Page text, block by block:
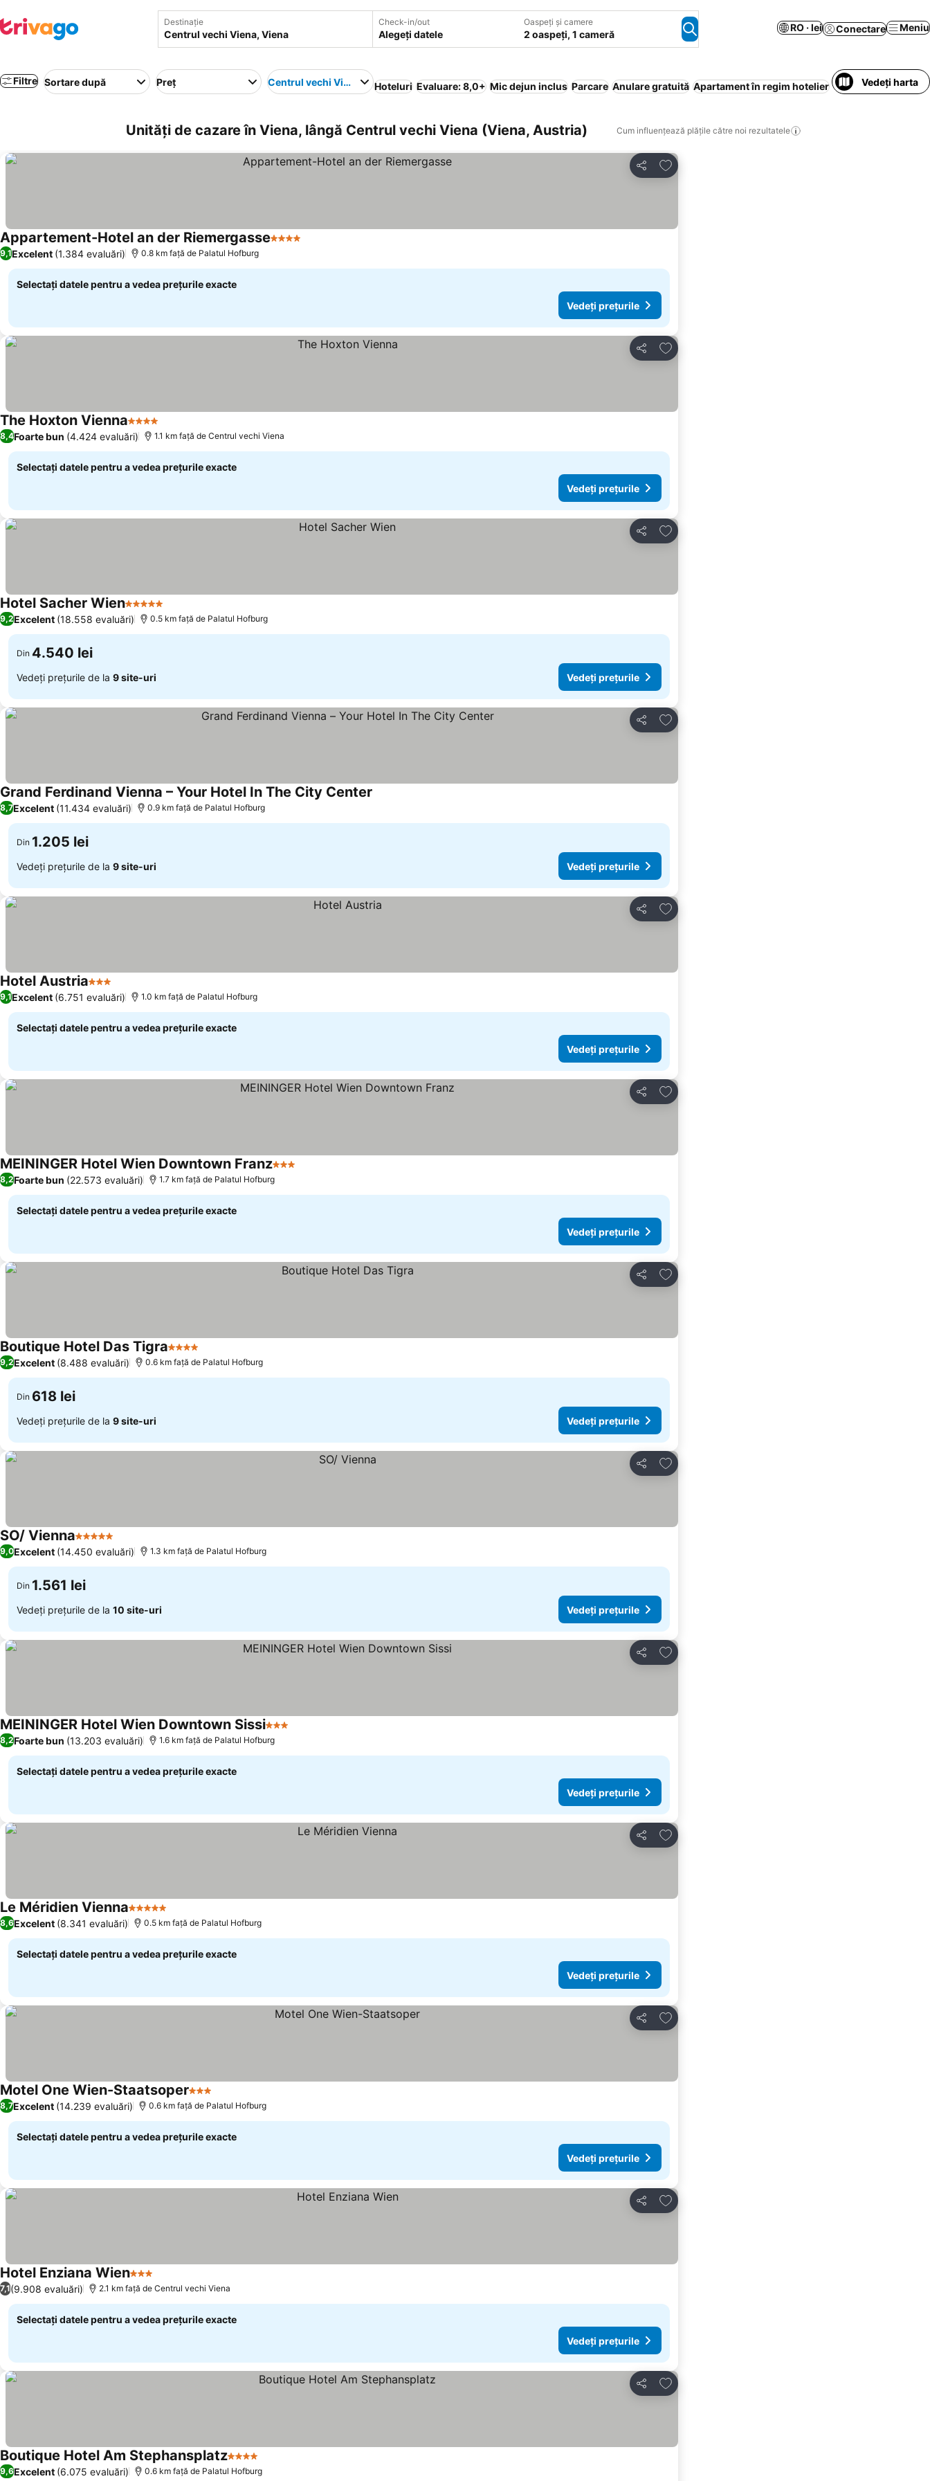
Destinație Check-in/out
Alegeți datele
Oaspeți și camere
2 oaspeți, 1 cameră
RO · lei Conectare Meniu
Filtre Sortare după Preț Centrul vechi Viena Hoteluri Evaluare: 8,0+ Mic dejun inclus Parcare Anulare gratuită Apartament în regim hotelier Aer condiționat Wi-
Vedeți harta
Unități de cazare în Viena, lângă Centrul vechi Viena (Viena, Austria) Cum influențează plățile către noi rezultatele
Distribuiți
Adăugaţi la favorite
Appartement-Hotel an der Riemergasse4 Stele
9,1Excelent (1.384 evaluări) 0.8 km faţă de Palatul Hofburg
Selectați datele pentru a vedea prețurile exacte
Vedeți prețurile
Distribuiți
Adăugaţi la favorite
The Hoxton Vienna4 Stele
8,4Foarte bun (4.424 evaluări) 1.1 km faţă de Centrul vechi Viena
Selectați datele pentru a vedea prețurile exacte
Vedeți prețurile
Distribuiți
Adăugaţi la favorite
Hotel Sacher Wien5 Stele
9,2Excelent (18.558 evaluări) 0.5 km faţă de Palatul Hofburg
Din 4.540 lei
Vedeți prețurile de la 9 site-uri Vedeți prețurile
Distribuiți
Adăugaţi la favorite
Grand Ferdinand Vienna – Your Hotel In The City Center
8,7Excelent (11.434 evaluări) 0.9 km faţă de Palatul Hofburg
Din 1.205 lei
Vedeți prețurile de la 9 site-uri Vedeți prețurile
Distribuiți
Adăugaţi la favorite
Hotel Austria3 Stele
9,1Excelent (6.751 evaluări) 1.0 km faţă de Palatul Hofburg
Selectați datele pentru a vedea prețurile exacte
Vedeți prețurile
Distribuiți
Adăugaţi la favorite
MEININGER Hotel Wien Downtown Franz3 Stele
8,2Foarte bun (22.573 evaluări) 1.7 km faţă de Palatul Hofburg
Selectați datele pentru a vedea prețurile exacte
Vedeți prețurile
Distribuiți
Adăugaţi la favorite
Boutique Hotel Das Tigra4 Stele
9,2Excelent (8.488 evaluări) 0.6 km faţă de Palatul Hofburg
Din 618 lei
Vedeți prețurile de la 9 site-uri Vedeți prețurile
Distribuiți
Adăugaţi la favorite
SO/ Vienna5 Stele
9,0Excelent (14.450 evaluări) 1.3 km faţă de Palatul Hofburg
Din 1.561 lei
Vedeți prețurile de la 10 site-uri Vedeți prețurile
Distribuiți
Adăugaţi la favorite
MEININGER Hotel Wien Downtown Sissi3 Stele
8,2Foarte bun (13.203 evaluări) 1.6 km faţă de Palatul Hofburg
Selectați datele pentru a vedea prețurile exacte
Vedeți prețurile
Distribuiți
Adăugaţi la favorite
Le Méridien Vienna5 Stele
8,6Excelent (8.341 evaluări) 0.5 km faţă de Palatul Hofburg
Selectați datele pentru a vedea prețurile exacte
Vedeți prețurile
Distribuiți
Adăugaţi la favorite
Motel One Wien-Staatsoper3 Stele
8,7Excelent (14.239 evaluări) 0.6 km faţă de Palatul Hofburg
Selectați datele pentru a vedea prețurile exacte
Vedeți prețurile
Distribuiți
Adăugaţi la favorite
Hotel Enziana Wien3 Stele
7,1(9.908 evaluări) 2.1 km faţă de Centrul vechi Viena
Selectați datele pentru a vedea prețurile exacte
Vedeți prețurile
Distribuiți
Adăugaţi la favorite
Boutique Hotel Am Stephansplatz4 Stele
9,6Excelent (6.075 evaluări) 0.6 km faţă de Palatul Hofburg